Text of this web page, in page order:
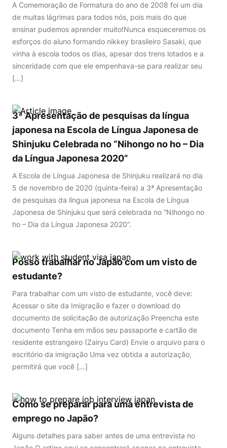
A Comemoração de Formatura do ano de 2008 foi um dia
de muitas lágrimas para todos nós, pois mais do que
ensinar pudemos aprender muito!Nunca esqueceremos os
esforços do aluno formando nikkey brasileiro Sasaki, que
vinha à escola todos os dias, apesar dos trens lotados e a
sinceridade com que ele empenhava-se para realizar seu
[…]
3ª Apresentação de pesquisas da língua
japonesa na Escola de Língua Japonesa de
Shinjuku Celebrada no “Nihongo no ho – Dia
da Língua Japonesa 2020”
A Escola de Língua Japonesa de Shinjuku realizará no dia
5 de novembro de 2020 (quinta-feira) a 3ª Apresentação
de pesquisas da língua japonesa na Escola de Língua
Japonesa de Shinjuku que será celebrada no “Nihongo no
ho – Dia da Língua Japonesa 2020”.
Posso trabalhar no Japão com um visto de
estudante?
Para trabalhar com um visto de estudante, você deve:
Acessar o site da Imigração e fazer o download do
documento de solicitação de autorização Preencha este
documento Tenha em mãos seu passaporte e cartão de
residente estrangeiro (Zairyu Card) Envie o arquivo para o
escritório da imigração Uma vez obtida a autorização,
permitirá que você […]
Como se preparar para uma entrevista de
emprego no Japão?
Alguns detalhes para saber antes de uma entrevista no